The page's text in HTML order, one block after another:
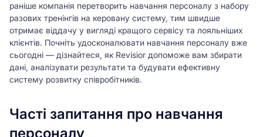
раніше компанія перетворить навчання персоналу з набору
разових тренінгів на керовану систему, тим швидше
отримає віддачу у вигляді кращого сервісу та лояльніших
клієнтів. Почніть удосконалювати навчання персоналу вже
сьогодні — дізнайтеся, як Revisior допоможе вам збирати
дані, аналізувати результати та будувати ефективну
систему розвитку співробітників.
Часті запитання про навчання
персоналу